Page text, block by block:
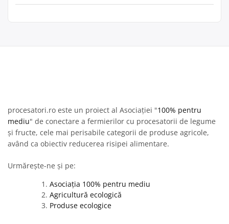
procesatori.ro este un proiect al Asociației "100% pentru
mediu" de conectare a fermierilor cu procesatorii de legume
și fructe, cele mai perisabile categorii de produse agricole,
având ca obiectiv reducerea risipei alimentare.
Urmărește-ne și pe:
Asociația 100% pentru mediu
Agricultură ecologică
Produse ecologice